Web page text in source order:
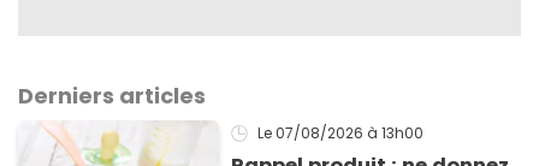
Derniers articles
Le 07/08/2026 à 13h00